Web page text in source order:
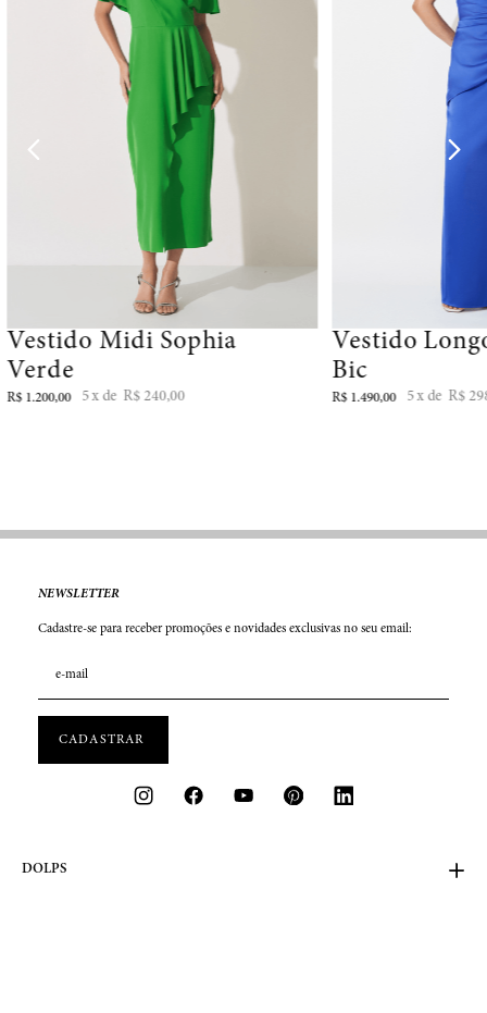
Vestido Midi Sophia
Verde
R$ 1.200,00 5 R$ 240,00
Vestido
Bic
R$ 1.490,00 5 R$
NEWSLETTER
Cadastre-se para receber promoções e novidades exclusivas no seu email:
DOLPS